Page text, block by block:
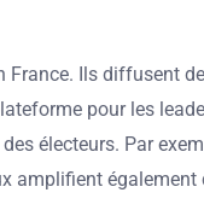
Ils diffusent
pour les
électeurs. Par
amplifient